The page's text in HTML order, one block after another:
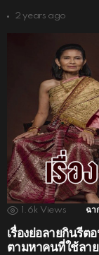
2 years ago
1.6k Views ฉา
เรื่องย่อลายกินรี
ตามหาคนที่ใช้ลา